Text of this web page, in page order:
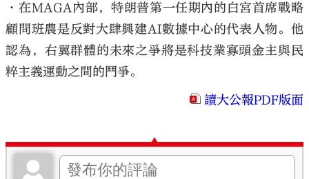
•在MAGA內部，特朗普第一任期內的白宮首席戰略
顧問班農是反對大肆興建AI數據中心的代表人物。他
認為，右翼群體的未來之爭將是科技業寡頭金主與民
粹主義運動之間的鬥爭。
讀大公報PDF版面